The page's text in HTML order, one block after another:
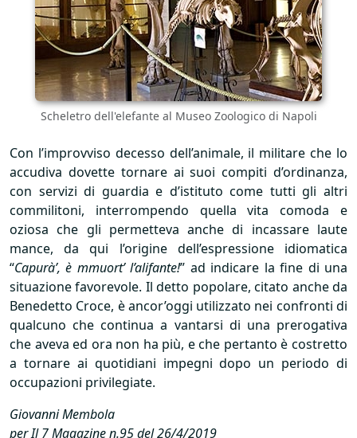
Scheletro dell'elefante al Museo Zoologico di Napoli
Con l’improvviso decesso dell’animale, il militare che lo
accudiva dovette tornare ai suoi compiti d’ordinanza,
con servizi di guardia e d’istituto come tutti gli altri
commilitoni, interrompendo quella vita comoda e
oziosa che gli permetteva anche di incassare laute
mance, da qui l’origine dell’espressione idiomatica
“Capurà’, è mmuort’ l’alifante!” ad indicare la fine di una
situazione favorevole. Il detto popolare, citato anche da
Benedetto Croce, è ancor’oggi utilizzato nei confronti di
qualcuno che continua a vantarsi di una prerogativa
che aveva ed ora non ha più, e che pertanto è costretto
a tornare ai quotidiani impegni dopo un periodo di
occupazioni privilegiate.
Giovanni Membola
per Il 7 Magazine n.95 del 26/4/2019